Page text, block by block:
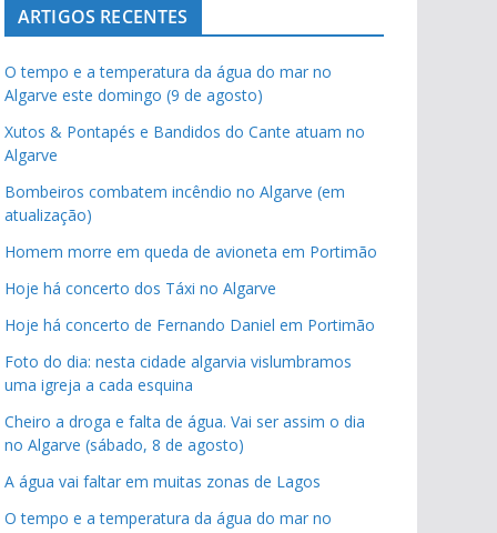
ARTIGOS RECENTES
O tempo e a temperatura da água do mar no
Algarve este domingo (9 de agosto)
Xutos & Pontapés e Bandidos do Cante atuam no
Algarve
Bombeiros combatem incêndio no Algarve (em
atualização)
Homem morre em queda de avioneta em Portimão
Hoje há concerto dos Táxi no Algarve
Hoje há concerto de Fernando Daniel em Portimão
Foto do dia: nesta cidade algarvia vislumbramos
uma igreja a cada esquina
Cheiro a droga e falta de água. Vai ser assim o dia
no Algarve (sábado, 8 de agosto)
A água vai faltar em muitas zonas de Lagos
O tempo e a temperatura da água do mar no